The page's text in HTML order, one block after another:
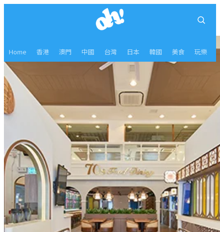
Home 香港 澳門 中國 台灣 日本 韓國 美食 玩樂